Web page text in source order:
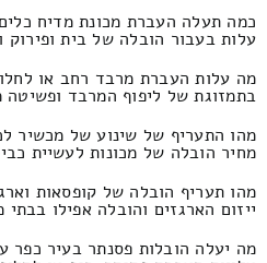
כמה תעלה העברת מכונת מדיח
עלות בעבור הובלה של בית ופירוק
מה עלות העברת מרבד רחב או
בתמזוגת של ליפוף המרבד ופשיטה מעל קיר
מהו התעריף של שינוע של מכשיר
מחיר הובלה של מכונות לעשיית כביסה
מהו תעריף הובלה של קופסאות
ייזום הארגזים והובלה אפילו בבתי
מה יעלה הובלות פסנתר בעיר כפר